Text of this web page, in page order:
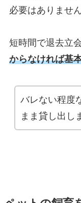
必要はありません
短時間で退去立
からなければ基
バレない程度
まま貸し出し